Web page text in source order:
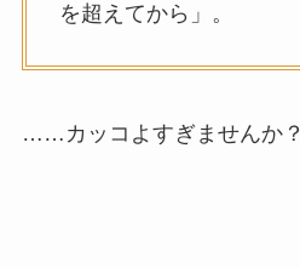
を超えてから」。
……カッコよすぎませんか？